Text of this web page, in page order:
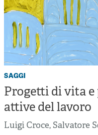
saggi
Progetti di vita
attive del lavoro
Luigi Croce, Salvatore